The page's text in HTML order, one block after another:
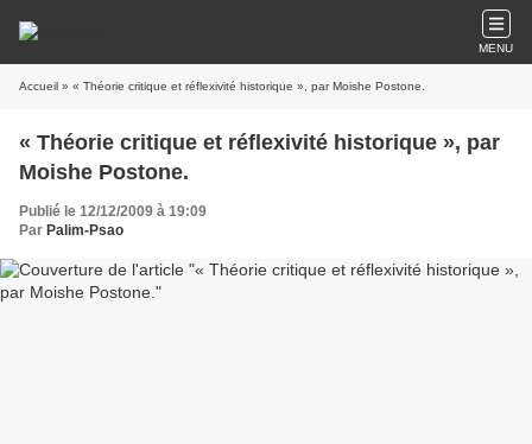
MENU
Accueil » « Théorie critique et réflexivité historique », par Moishe Postone.
« Théorie critique et réflexivité historique », par
Moishe Postone.
Publié le 12/12/2009 à 19:09
Par Palim-Psao